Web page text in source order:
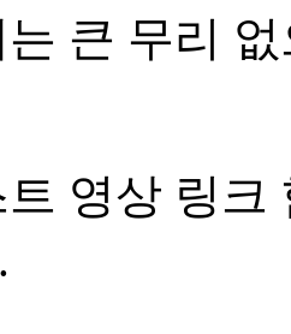
큰 무리
영상 링크